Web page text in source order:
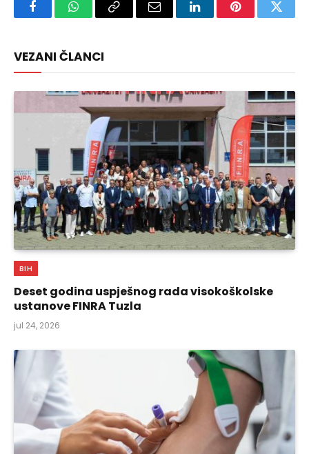
FacebookWhatsAppCopy
Email LinkedInPinterest
VEZANI ČLANCI
BIH
Deset godina uspješnog rada visokoškolske
ustanove FINRA Tuzla
jul 24, 2026